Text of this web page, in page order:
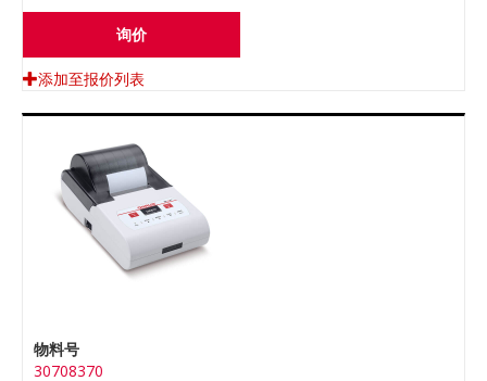
询价
添加至报价列表
物料号
30708370